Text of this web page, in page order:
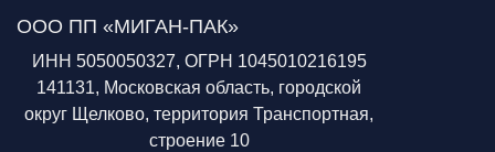
ООО ПП «МИГАН-ПАК»
ИНН 5050050327, ОГРН 1045010216195
141131, Московская область, городской
округ Щелково, территория Транспортная,
строение 10